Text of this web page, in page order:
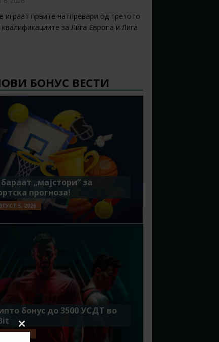
играат првите натпревари од третото
за Лига Европа и Лига
БОНУС ВЕСТИ
„мајстори“ за
прогноза!
5, 2026
бонус до 3500 УСДТ во
29, 2026
Close
this